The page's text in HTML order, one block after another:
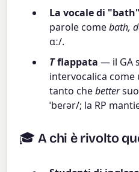
La vocale di "bath"
parole comebath,
ɑː/.
Tflappata — il GA
intervocalica
tanto chebetter
ˈbeɾər/; la RP
🎓 A chi è rivolto